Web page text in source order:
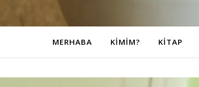
MERHABA KIMIM? KITAP